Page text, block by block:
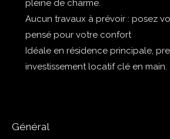
pleine de charme.
Aucun travaux à prévoir : posez
pensé pour votre confort
Idéale en résidence principale,
investissement locatif clé en main.
général